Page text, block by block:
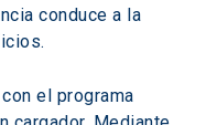
conduce a la
el programa